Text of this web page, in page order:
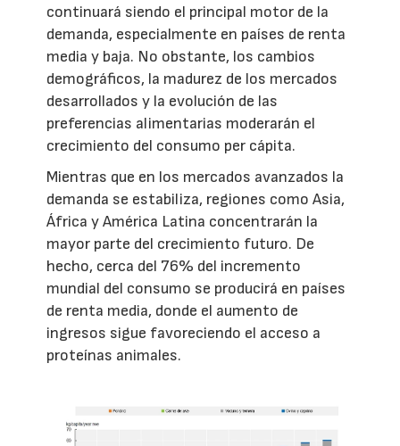
continuará siendo el principal motor de la
demanda, especialmente en países de renta
media y baja. No obstante, los cambios
demográficos, la madurez de los mercados
desarrollados y la evolución de las
preferencias alimentarias moderarán el
crecimiento del consumo per cápita.
Mientras que en los mercados avanzados la
demanda se estabiliza, regiones como Asia,
África y América Latina concentrarán la
mayor parte del crecimiento futuro. De
hecho, cerca del 76% del incremento
mundial del consumo se producirá en países
de renta media, donde el aumento de
ingresos sigue favoreciendo el acceso a
proteínas animales.